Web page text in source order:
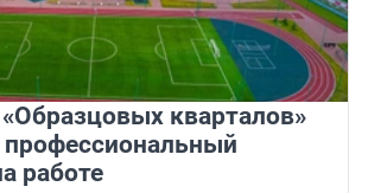
кварталов»
работе